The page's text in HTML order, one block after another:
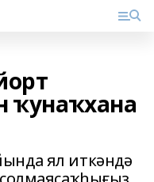
ҡунаҡхана
ял иткәндә